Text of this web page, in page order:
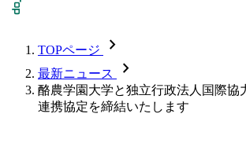
TOPページ chevron_forward
最新ニュース chevron_forward
酪農学園大学と独立行政法人国際協
連携協定を締結いたします